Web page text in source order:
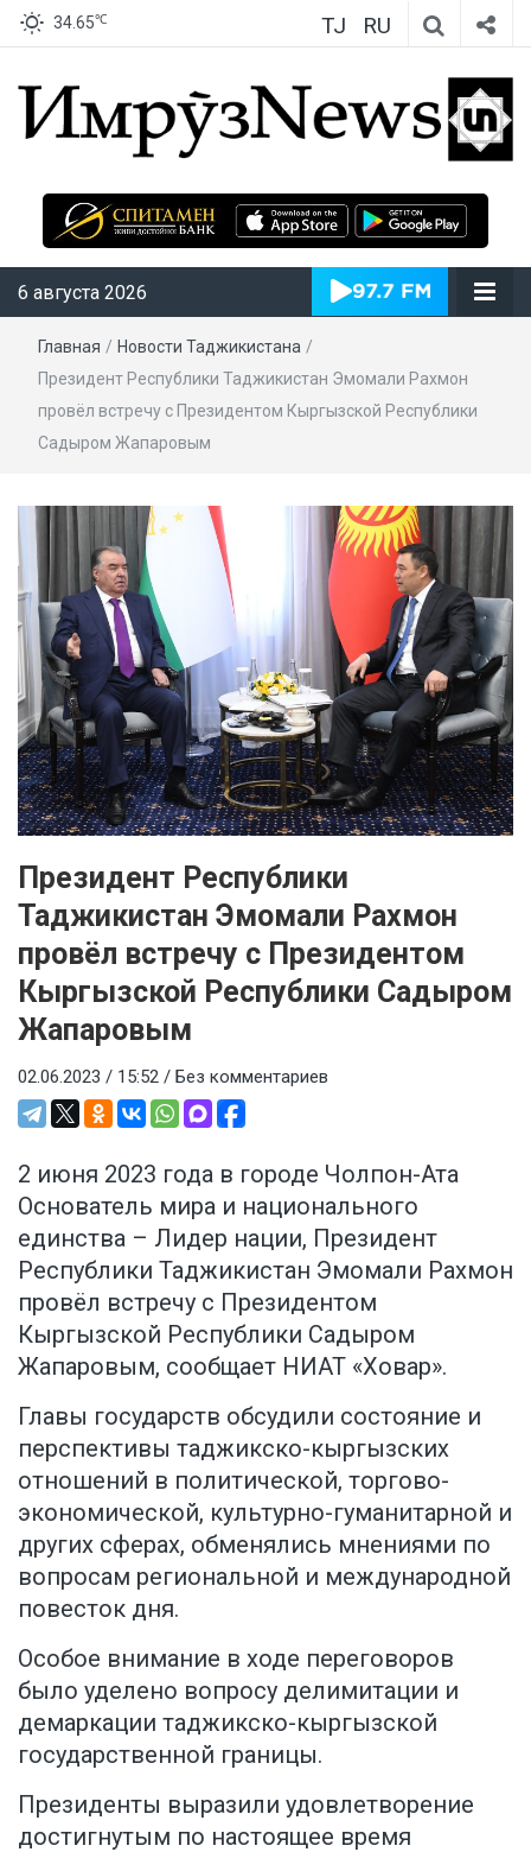
34.65℃ TJ RU
ИмрӯзNews
6 августа 2026
Главная / Новости Таджикистана /
Президент Республики Таджикистан Эмомали Рахмон
провёл встречу с Президентом Кыргызской Республики
Садыром Жапаровым
Президент Республики
Таджикистан Эмомали Рахмон
провёл встречу с Президентом
Кыргызской Республики Садыром
Жапаровым
02.06.2023 / 15:52 / Без комментариев
2 июня 2023 года в городе Чолпон-Ата
Основатель мира и национального
единства – Лидер нации, Президент
Республики Таджикистан Эмомали Рахмон
провёл встречу с Президентом
Кыргызской Республики Садыром
Жапаровым, сообщает НИАТ «Ховар».
Главы государств обсудили состояние и
перспективы таджикско-кыргызских
отношений в политической, торгово-
экономической, культурно-гуманитарной и
других сферах, обменялись мнениями по
вопросам региональной и международной
повесток дня.
Особое внимание в ходе переговоров
было уделено вопросу делимитации и
демаркации таджикско-кыргызской
государственной границы.
Президенты выразили удовлетворение
достигнутым по настоящее время